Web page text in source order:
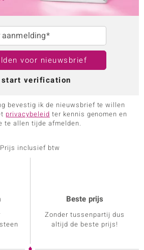
aanmelding*
voor nieuwsbrief
verification
bevestig ik de nieuwsbrief te willen
privacybeleid ter kennis genomen en
te allen tijde afmelden.
Prijs inclusief btw
Beste prijs
Zonder tussenpartij dus
altijd de beste prijs!